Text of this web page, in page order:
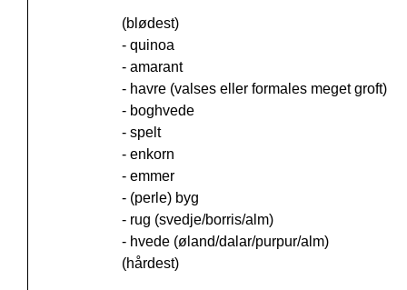
(blødest)
- quinoa
- amarant
- havre (valses eller formales meget groft)
- boghvede
- spelt
- enkorn
- emmer
- (perle) byg
- rug (svedje/borris/alm)
- hvede (øland/dalar/purpur/alm)
(hårdest)